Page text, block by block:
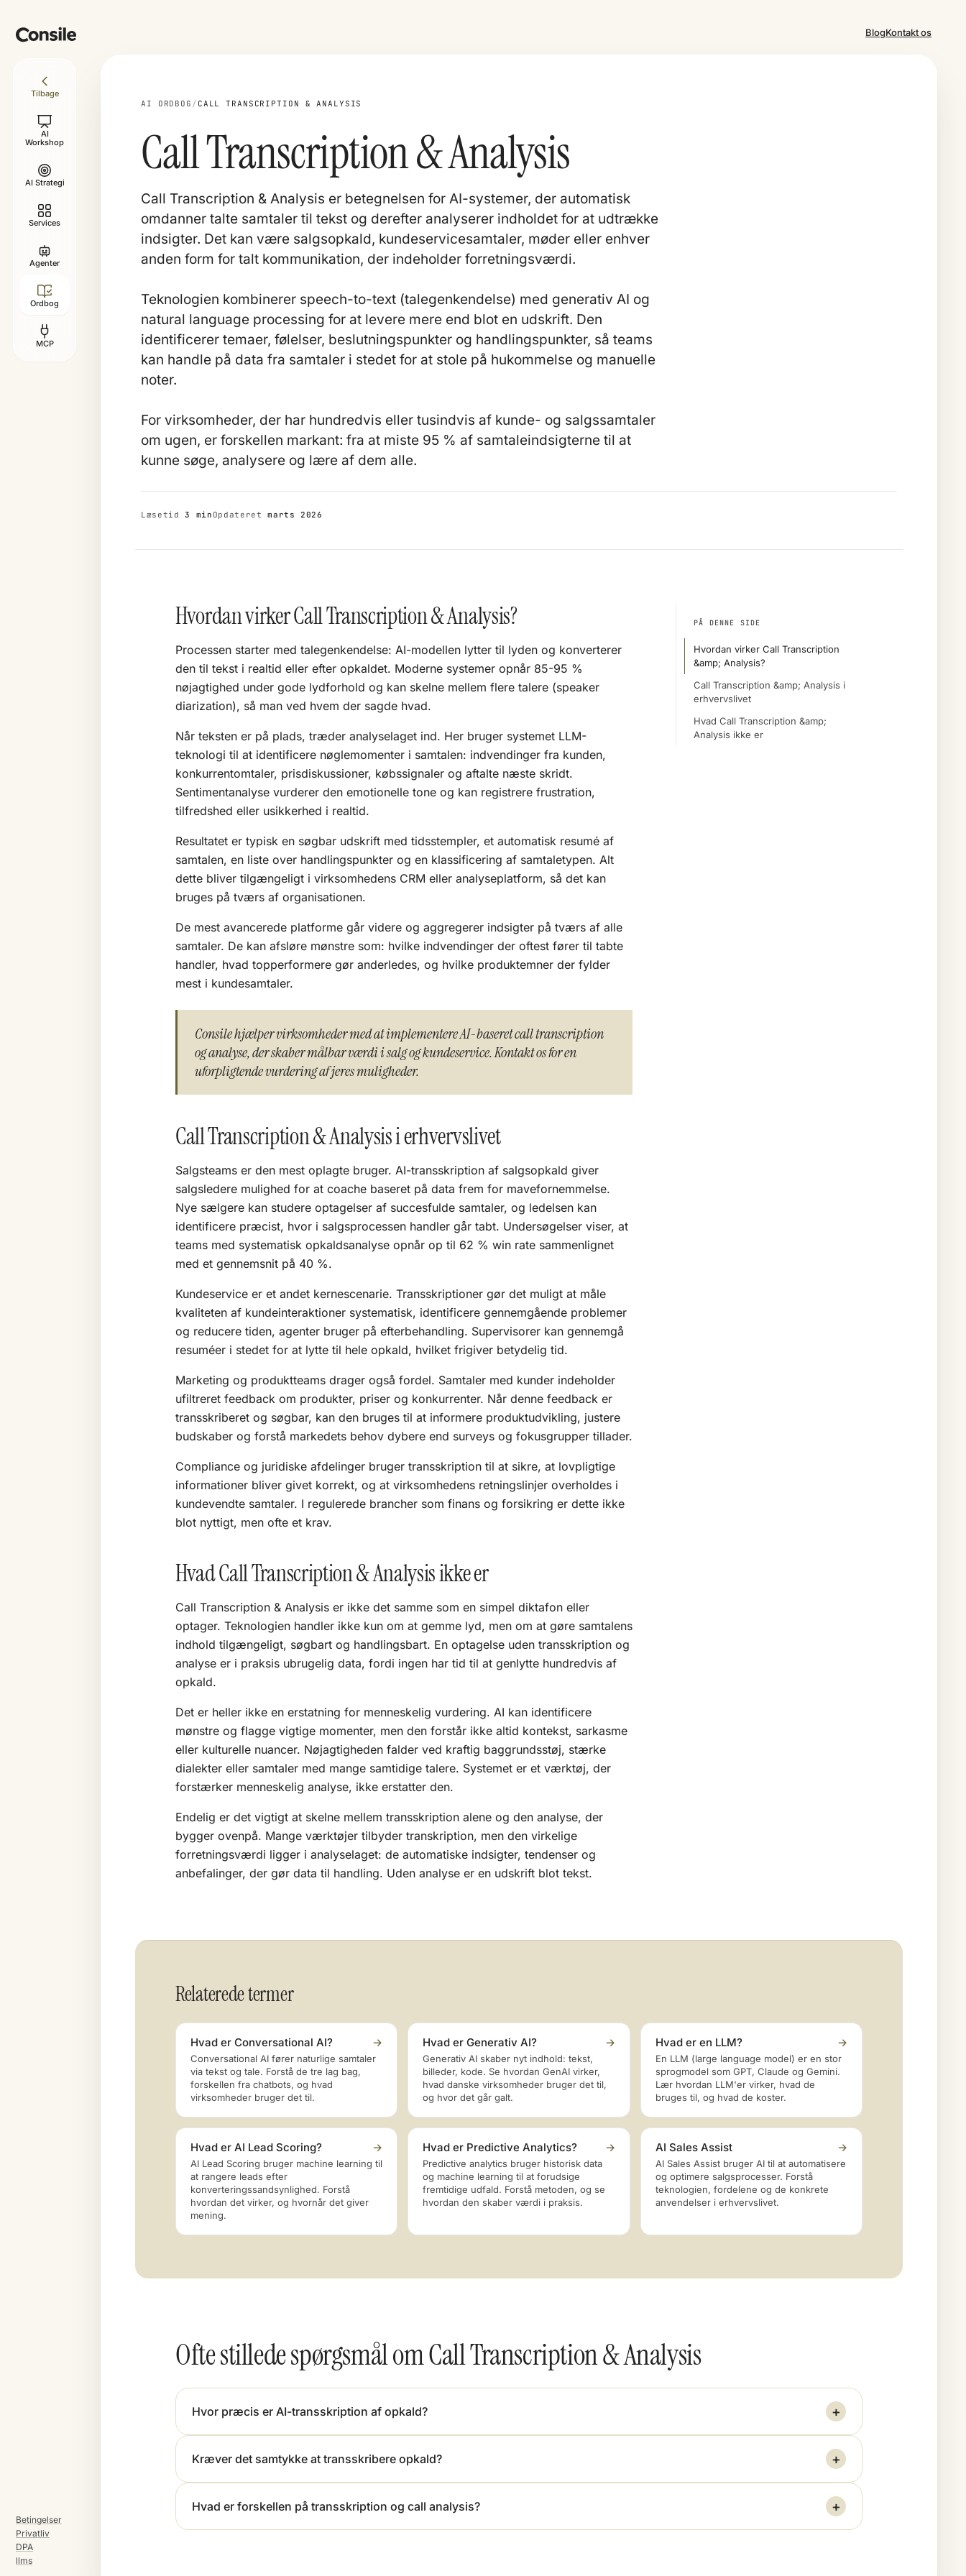
Tilbage
AI
Workshop
AI Strategi
Services
Agenter
Ordbog
MCP
Betingelser
Privatliv
DPA
llms
BlogKontakt os
AI ORDBOG / CALL TRANSCRIPTION & ANALYSIS
Call Transcription & Analysis
Call Transcription & Analysis er betegnelsen for AI-systemer, der automatisk
omdanner talte samtaler til tekst og derefter analyserer indholdet for at udtrække
indsigter. Det kan være salgsopkald, kundeservicesamtaler, møder eller enhver
anden form for talt kommunikation, der indeholder forretningsværdi.
Teknologien kombinerer speech-to-text (talegenkendelse) med generativ AI og
natural language processing for at levere mere end blot en udskrift. Den
identificerer temaer, følelser, beslutningspunkter og handlingspunkter, så teams
kan handle på data fra samtaler i stedet for at stole på hukommelse og manuelle
noter.
For virksomheder, der har hundredvis eller tusindvis af kunde- og salgssamtaler
om ugen, er forskellen markant: fra at miste 95 % af samtaleindsigterne til at
kunne søge, analysere og lære af dem alle.
Læsetid3 min Opdateretmarts 2026
Hvordan virker Call Transcription & Analysis?
Processen starter med talegenkendelse: AI-modellen lytter til lyden og konverterer
den til tekst i realtid eller efter opkaldet. Moderne systemer opnår 85-95 %
nøjagtighed under gode lydforhold og kan skelne mellem flere talere (speaker
diarization), så man ved hvem der sagde hvad.
Når teksten er på plads, træder analyselaget ind. Her bruger systemet LLM-
teknologi til at identificere nøglemomenter i samtalen: indvendinger fra kunden,
konkurrentomtaler, prisdiskussioner, købssignaler og aftalte næste skridt.
Sentimentanalyse vurderer den emotionelle tone og kan registrere frustration,
tilfredshed eller usikkerhed i realtid.
Resultatet er typisk en søgbar udskrift med tidsstempler, et automatisk resumé af
samtalen, en liste over handlingspunkter og en klassificering af samtaletypen. Alt
dette bliver tilgængeligt i virksomhedens CRM eller analyseplatform, så det kan
bruges på tværs af organisationen.
De mest avancerede platforme går videre og aggregerer indsigter på tværs af alle
samtaler. De kan afsløre mønstre som: hvilke indvendinger der oftest fører til tabte
handler, hvad topperformere gør anderledes, og hvilke produktemner der fylder
mest i kundesamtaler.
Consile hjælper virksomheder med at implementere AI-baseret call transcription
og analyse, der skaber målbar værdi i salg og kundeservice. Kontakt os for en
uforpligtende vurdering af jeres muligheder.
Call Transcription & Analysis i erhvervslivet
Salgsteams er den mest oplagte bruger. AI-transskription af salgsopkald giver
salgsledere mulighed for at coache baseret på data frem for mavefornemmelse.
Nye sælgere kan studere optagelser af succesfulde samtaler, og ledelsen kan
identificere præcist, hvor i salgsprocessen handler går tabt. Undersøgelser viser, at
teams med systematisk opkaldsanalyse opnår op til 62 % win rate sammenlignet
med et gennemsnit på 40 %.
Kundeservice er et andet kernescenarie. Transskriptioner gør det muligt at måle
kvaliteten af kundeinteraktioner systematisk, identificere gennemgående problemer
og reducere tiden, agenter bruger på efterbehandling. Supervisorer kan gennemgå
resuméer i stedet for at lytte til hele opkald, hvilket frigiver betydelig tid.
Marketing og produktteams drager også fordel. Samtaler med kunder indeholder
ufiltreret feedback om produkter, priser og konkurrenter. Når denne feedback er
transskriberet og søgbar, kan den bruges til at informere produktudvikling, justere
budskaber og forstå markedets behov dybere end surveys og fokusgrupper tillader.
Compliance og juridiske afdelinger bruger transskription til at sikre, at lovpligtige
informationer bliver givet korrekt, og at virksomhedens retningslinjer overholdes i
kundevendte samtaler. I regulerede brancher som finans og forsikring er dette ikke
blot nyttigt, men ofte et krav.
Hvad Call Transcription & Analysis ikke er
Call Transcription & Analysis er ikke det samme som en simpel diktafon eller
optager. Teknologien handler ikke kun om at gemme lyd, men om at gøre samtalens
indhold tilgængeligt, søgbart og handlingsbart. En optagelse uden transskription og
analyse er i praksis ubrugelig data, fordi ingen har tid til at genlytte hundredvis af
opkald.
Det er heller ikke en erstatning for menneskelig vurdering. AI kan identificere
mønstre og flagge vigtige momenter, men den forstår ikke altid kontekst, sarkasme
eller kulturelle nuancer. Nøjagtigheden falder ved kraftig baggrundsstøj, stærke
dialekter eller samtaler med mange samtidige talere. Systemet er et værktøj, der
forstærker menneskelig analyse, ikke erstatter den.
Endelig er det vigtigt at skelne mellem transskription alene og den analyse, der
bygger ovenpå. Mange værktøjer tilbyder transkription, men den virkelige
forretningsværdi ligger i analyselaget: de automatiske indsigter, tendenser og
anbefalinger, der gør data til handling. Uden analyse er en udskrift blot tekst.
PÅ DENNE SIDE
Hvordan virker Call Transcription
&amp; Analysis?
Call Transcription &amp; Analysis i
erhvervslivet
Hvad Call Transcription &amp;
Analysis ikke er
Relaterede termer
Hvad er Conversational AI? →
Conversational AI fører naturlige samtaler
via tekst og tale. Forstå de tre lag bag,
forskellen fra chatbots, og hvad
virksomheder bruger det til.
Hvad er Generativ AI? →
Generativ AI skaber nyt indhold: tekst,
billeder, kode. Se hvordan GenAI virker,
hvad danske virksomheder bruger det til,
og hvor det går galt.
Hvad er en LLM? →
En LLM (large language model) er en stor
sprogmodel som GPT, Claude og Gemini.
Lær hvordan LLM'er virker, hvad de
bruges til, og hvad de koster.
Hvad er AI Lead Scoring? →
AI Lead Scoring bruger machine learning til
at rangere leads efter
konverteringssandsynlighed. Forstå
hvordan det virker, og hvornår det giver
mening.
Hvad er Predictive Analytics? →
Predictive analytics bruger historisk data
og machine learning til at forudsige
fremtidige udfald. Forstå metoden, og se
hvordan den skaber værdi i praksis.
AI Sales Assist →
AI Sales Assist bruger AI til at automatisere
og optimere salgsprocesser. Forstå
teknologien, fordelene og de konkrete
anvendelser i erhvervslivet.
Ofte stillede spørgsmål om Call Transcription & Analysis
Hvor præcis er AI-transskription af opkald? +
Kræver det samtykke at transskribere opkald? +
Hvad er forskellen på transskription og call analysis? +